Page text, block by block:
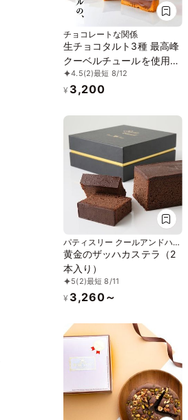
チョコレートな関係
生チョコタルト3種 最高峰
クーベルチュールを使用し
た、ぱりっ、とろっ、さく
っの食感。 チョコレート
4.5(2)最短 8/12
¥ 3,200
パティスリー クールアンドハー
ト
黄金のザッハカステラ（2
本入り）
5(2)最短 8/11
¥ 3,260～